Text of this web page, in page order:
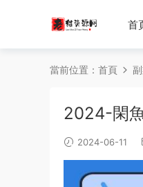
首
當前位置： 首頁
2024-閑
2024-06-11